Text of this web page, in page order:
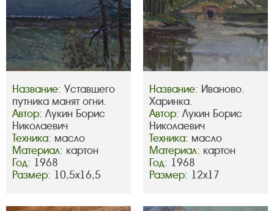
Название: Уставшего
путника манят огни.
Автор: Лукин Борис
Николаевич
Техника: масло
Материал: картон
Год: 1968
Размер: 10,5х16,5
Название: Иваново.
Харинка.
Автор: Лукин Борис
Николаевич
Техника: масло
Материал: картон
Год: 1968
Размер: 12х17